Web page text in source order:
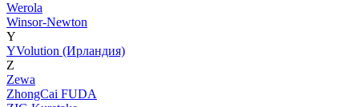
Werola
Winsor-Newton
Y
YVolution (Ирландия)
Z
Zewa
ZhongCai FUDA